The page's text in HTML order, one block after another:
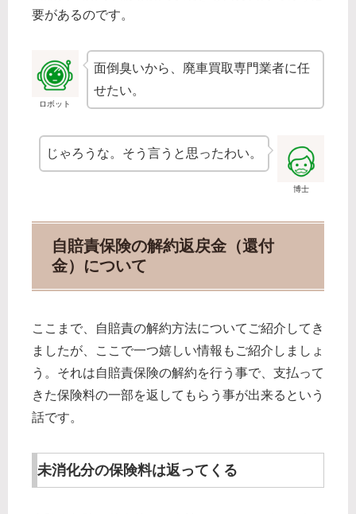
要があるのです。
ロボット
面倒臭いから、廃車買取専門業者に任
せたい。
博士
じゃろうな。そう言うと思ったわい。
自賠責保険の解約返戻金（還付
金）について
ここまで、自賠責の解約方法についてご紹介してき
ましたが、ここで一つ嬉しい情報もご紹介しましょ
う。それは自賠責保険の解約を行う事で、支払って
きた保険料の一部を返してもらう事が出来るという
話です。
未消化分の保険料は返ってくる